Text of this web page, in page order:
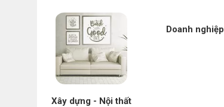
Xây dựng - Nội thất
Doanh nghiệp